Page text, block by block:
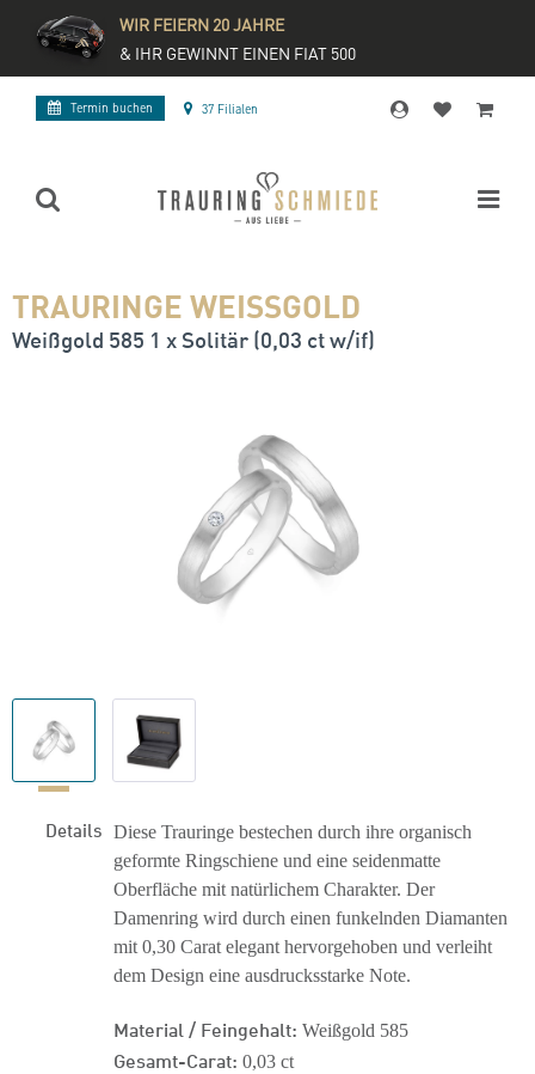
WIR FEIERN 20 JAHRE
& IHR GEWINNT EINEN FIAT 500
Termin buchen 37 Filialen
TRAURINGE WEISSGOLD
Weißgold 585 1 x Solitär (0,03 ct w/if)
Details Diese Trauringe bestechen durch ihre organisch
geformte Ringschiene und eine seidenmatte
Oberfläche mit natürlichem Charakter. Der
Damenring wird durch einen funkelnden Diamanten
mit 0,30 Carat elegant hervorgehoben und verleiht
dem Design eine ausdrucksstarke Note.
Material / Feingehalt: Weißgold 585
Gesamt-Carat: 0,03 ct